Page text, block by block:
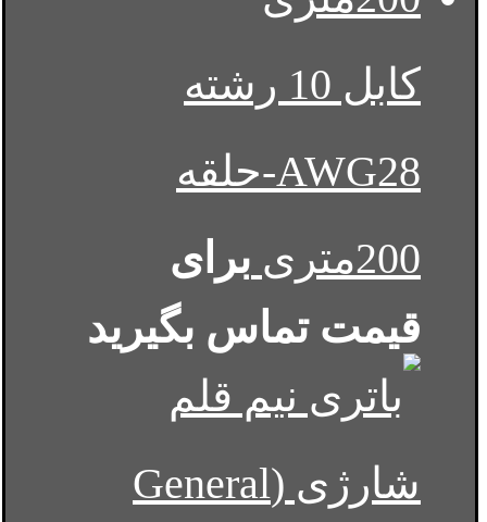
کابل 10 رشته
AWG28-حلقه
200متری
برای
قیمت تماس بگیرید